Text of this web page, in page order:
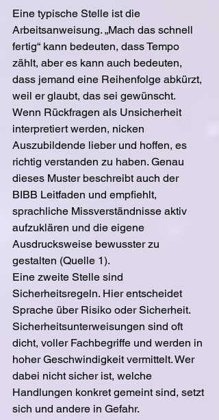
Eine typische Stelle ist die
Arbeitsanweisung. „Mach das schnell
fertig“ kann bedeuten, dass Tempo
zählt, aber es kann auch bedeuten,
dass jemand eine Reihenfolge abkürzt,
weil er glaubt, das sei gewünscht.
Wenn Rückfragen als Unsicherheit
interpretiert werden, nicken
Auszubildende lieber und hoffen, es
richtig verstanden zu haben. Genau
dieses Muster beschreibt auch der
BIBB Leitfaden und empfiehlt,
sprachliche Missverständnisse aktiv
aufzuklären und die eigene
Ausdrucksweise bewusster zu
gestalten (Quelle 1).
Eine zweite Stelle sind
Sicherheitsregeln. Hier entscheidet
Sprache über Risiko oder Sicherheit.
Sicherheitsunterweisungen sind oft
dicht, voller Fachbegriffe und werden in
hoher Geschwindigkeit vermittelt. Wer
dabei nicht sicher ist, welche
Handlungen konkret gemeint sind, setzt
sich und andere in Gefahr.